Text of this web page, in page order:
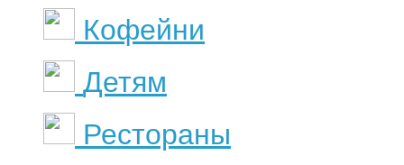
Кофейни
Детям
Рестораны